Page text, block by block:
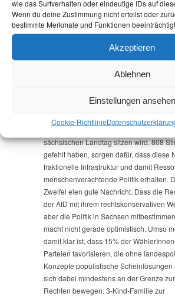
wie das Surfverhalten oder eindeutige IDs auf
Wenn du deine Zustimmung nicht erteilst oder
bestimmte Merkmale und Funktionen
Akzeptieren
Ablehnen
Einstellungen ansehen
Cookie-Richtlinie
dafür, dass sich was ändern muss.
Politik sich bemühen, sich der
zumindest zu nähern. Zuhören.
Problemlösen statt Politik von oben, zum
mitgestalten und mitentscheiden
schlimmer finde ich aber, dass von
haben. Es ist ein Trost, dass die NPD
sächsischen Landtag sitzen wird. 808
gefehlt haben, sorgen dafür, dass diese
fraktionelle Infrastruktur und damit
menschenverachtende Politik erhalten.
Zweifel eien gute Nachricht. Dass die
der AfD mit ihrem rechtskonservativen
aber die Politik in Sachsen
macht nicht gerade optimistisch. Umso
damit klar ist, dass 15% der
Parteien favorisieren, die ohne
Konzepte populistische Scheinlösungen
sich dabei mindestens an der Grenze
Rechten bewegen. 3-Kind-Familie zur